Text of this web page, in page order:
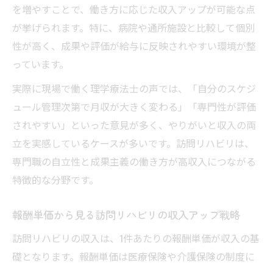
を増やすことで、働き方に応じた収入アップが可能な点
が挙げられます。特に、病院や通所施設と比較して個別
性が高く、成果や評価が給与に反映されやすい環境が整
っています。
実際に現場で働く理学療法士の声では、「自分のスケジ
ュール管理次第で月収が大きく変わる」「専門性が評価
されやすい」といった意見が多く、やりがいと収入の両
立を実感しているケースが多いです。訪問リハビリは、
専門職の自立性と成果主義の働き方が高収入につながる
特徴的な分野です。
報酬単価から見る訪問リハビリの収入アップ戦略
訪問リハビリの収入は、1件あたりの報酬単価が収入の基
礎となります。報酬単価は医療保険や介護保険の制度に